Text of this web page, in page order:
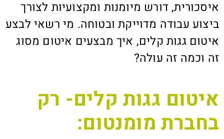
איסכורית, דורש מיומנות ומקצועיות לצורך
ביצוע עבודה מדוייקת ובטוחה. מי רשאי לבצע
איטום גגות קלים, איך מבצעים איטום מסוג
זה וכמה זה עולה?
איטום גגות קלים- רק
בחברת מומנטום: